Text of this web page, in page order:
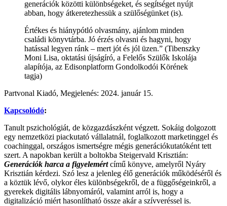
generációk közötti különbségeket, és segítséget nyújt
abban, hogy átkeretezhessük a szülőségünket (is).
Értékes és hiánypótló olvasmány, ajánlom minden
családi könyvtárba. Jó érzés olvasni és hagyni, hogy
hatással legyen ránk – mert jót és jól üzen.” (Tibenszky
Moni Lisa, oktatási újságíró, a Felelős Szülők Iskolája
alapítója, az Edisonplatform Gondolkodói Körének
tagja)
Partvonal Kiadó, Megjelenés: 2024. január 15.
Kapcsolódó:
Tanult pszichológiát, de közgazdászként végzett. Sokáig dolgozott
egy nemzetközi piackutató vállalatnál, foglalkozott marketinggel és
coachinggal, országos ismertségre mégis generációkutatóként tett
szert. A napokban került a boltokba Steigervald Krisztián:
Generációk harca a figyelemért című könyve, amelyről Nyáry
Krisztián kérdezi. Szó lesz a jelenleg élő generációk működéséről és
a köztük lévő, olykor éles különbségekről, de a függőségeinkről, a
gyerekek digitális lábnyomáról, valamint arról is, hogy a
digitalizáció miért hasonlítható össze akár a szívveréssel is.